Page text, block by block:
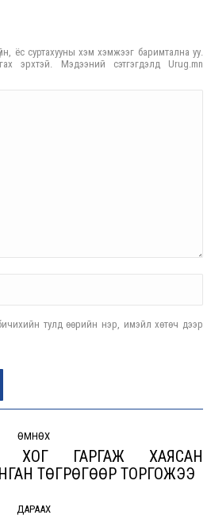
ёс суртахууны хэм хэмжээг баримтална уу.
эрхтэй. Мэдээний сэтгэгдэлд Urug.mn
тулд өөрийн нэр, имэйл хөтөч дээр
ӨМНӨХ
Previous
post:
ХОГ ГАРГАЖ ХАЯСАН
ТӨГРӨГӨӨР ТОРГОЖЭЭ
ДАРААХ